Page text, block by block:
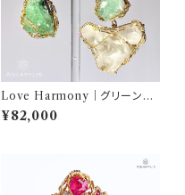
Love Harmony｜グリーンア
ポフィライト＆スティルバイト ア
シンメトリーピアス（K14GF）｜
¥82,000